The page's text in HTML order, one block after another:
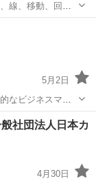
率を上げる機
授業で視
5月2日
なビジネスマナ
もっていただけ
の心が伝わる言
社団法人日本カ
4月30日